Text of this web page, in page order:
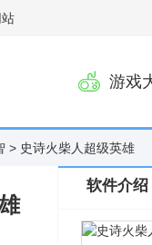
游戏
> 史诗火柴人超级英雄
软件介绍